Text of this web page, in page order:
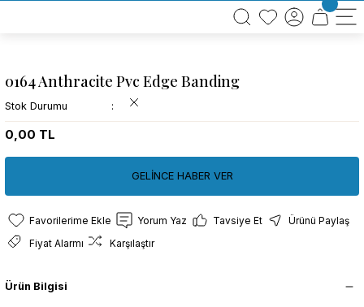
BÜTÜN ALIŞVERİŞLERİNİZDE KARGO BEDAVA!
TÜRKİYE GENELİNDE 10.000 MÜŞTERİ REFERANSI
0164 Anthracite Pvc Edge Banding
Stok Durumu
0,00 TL
GELİNCE HABER VER
Yorum Yaz Tavsiye Et
Ürünü Paylaş
Fiyat Alarmı
Karşılaştır
Ürün Bilgisi